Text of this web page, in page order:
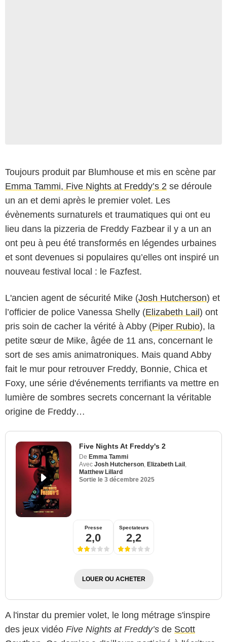
Toujours produit par Blumhouse et mis en scène par
Emma Tammi, Five Nights at Freddy’s 2 se déroule
un an et demi après le premier volet. Les
évènements surnaturels et traumatiques qui ont eu
lieu dans la pizzeria de Freddy Fazbear il y a un an
ont peu à peu été transformés en légendes urbaines
et sont devenues si populaires qu’elles ont inspiré un
nouveau festival local : le Fazfest.
L'ancien agent de sécurité Mike (Josh Hutcherson) et
l’officier de police Vanessa Shelly (Elizabeth Lail) ont
pris soin de cacher la vérité à Abby (Piper Rubio), la
petite sœur de Mike, âgée de 11 ans, concernant le
sort de ses amis animatroniques. Mais quand Abby
fait le mur pour retrouver Freddy, Bonnie, Chica et
Foxy, une série d'événements terrifiants va mettre en
lumière de sombres secrets concernant la véritable
origine de Freddy…
Five Nights At Freddy's 2
De Emma Tammi
Avec Josh Hutcherson Elizabeth Lail
Matthew Lillard
Sortie le 3 décembre 2025
Presse
2,0
Spectateurs
2,2
LOUER OU ACHETER
A l'instar du premier volet, le long métrage s'inspire
des jeux vidéo Five Nights at Freddy’s de Scott